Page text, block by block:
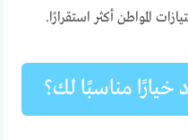
المواطن أكثر استقرارًا.
خيارًا مناسبًا لك؟